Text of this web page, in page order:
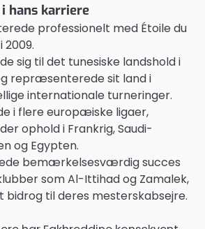
hans karriere
professionelt med Étoile du
2009.
sig til det tunesiske landshold i
repræsenterede sit land i
internationale turneringer.
i flere europæiske ligaer,
ophold i Frankrig, Saudi-
og Egypten.
bemærkelsesværdig succes
som Al-Ittihad og Zamalek,
bidrog til deres mesterskabsejre.